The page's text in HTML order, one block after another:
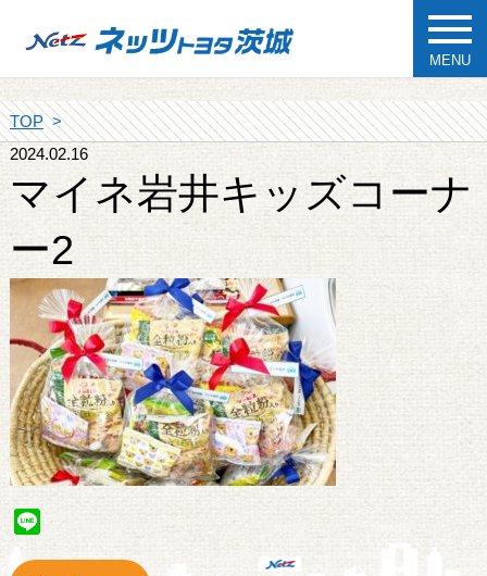
MENU
TOP
2024.02.16
マイネ岩井キッズコーナ
ー2
Line